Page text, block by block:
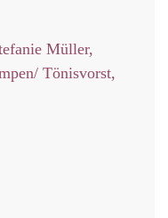
Müller,
Tönisvorst,